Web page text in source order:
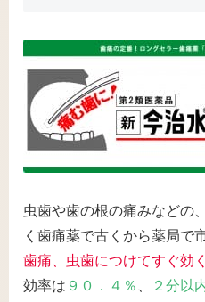
虫歯や歯の根の痛みなどの
く歯痛薬で古くから薬局で
歯痛、虫歯につけてすぐ効
効率は ９０．４％ ２分以